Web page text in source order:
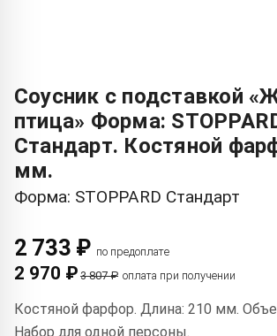
Соусник с подставкой
птица» Форма:
Стандарт. Костяной
мм.
Форма: STOPPARD Стандарт
2 733 ₽ по предоплате
2 970 ₽ 3 807 ₽ оплата при получении
Костяной фарфор. Длина: 210 мм.
Набор для одной персоны.